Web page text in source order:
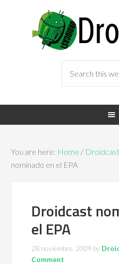
You are here: Home /
nominado en el EPA
Droidcast
el EPA
28 noviembre, 2009 by
Comment